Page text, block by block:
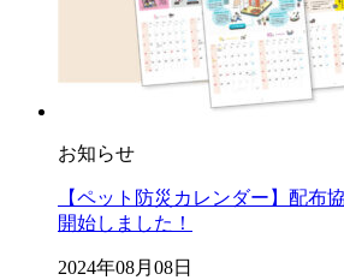
お知らせ
【ペット防災カレンダー】配布
開始しました！
2024年08月08日